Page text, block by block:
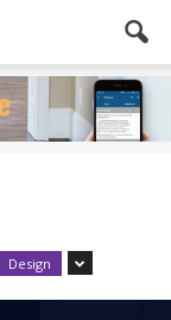
Design